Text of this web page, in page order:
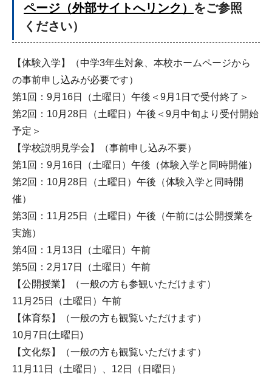
ページ（外部サイトへリンク） をご参照
ください）
【体験入学】（中学3年生対象、本校ホームページから
の事前申し込みが必要です）
第1回：9月16日（土曜日）午後＜9月1日で受付終了＞
第2回：10月28日（土曜日）午後＜9月中旬より受付開始
予定＞
【学校説明見学会】（事前申し込み不要）
第1回：9月16日（土曜日）午後（体験入学と同時開催）
第2回：10月28日（土曜日）午後（体験入学と同時開
催）
第3回：11月25日（土曜日）午後（午前には公開授業を
実施）
第4回：1月13日（土曜日）午前
第5回：2月17日（土曜日）午前
【公開授業】（一般の方も参観いただけます）
11月25日（土曜日）午前
【体育祭】（一般の方も観覧いただけます）
10月7日(土曜日)
【文化祭】（一般の方も観覧いただけます）
11月11日（土曜日）、12日（日曜日）